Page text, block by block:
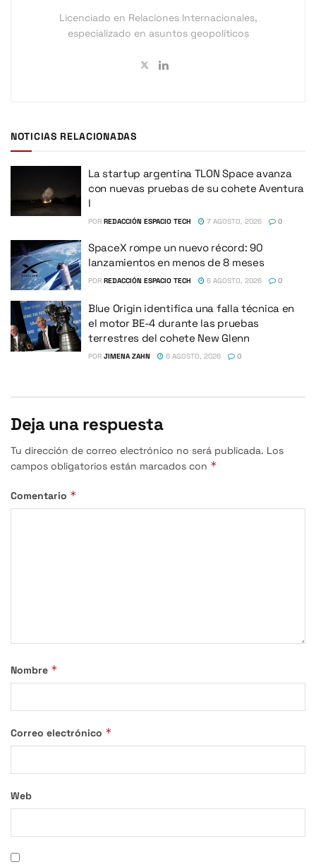
Licenciado en Relaciones Internacionales,
especializado en asuntos geopolíticos
NOTICIAS RELACIONADAS
La startup argentina TLON Space avanza
con nuevas pruebas de su cohete Aventura
I
POR REDACCIÓN ESPACIO TECH 7 AGOSTO, 2026 0
SpaceX rompe un nuevo récord: 90
lanzamientos en menos de 8 meses
POR REDACCIÓN ESPACIO TECH 6 AGOSTO, 2026 0
Blue Origin identifica una falla técnica en
el motor BE-4 durante las pruebas
terrestres del cohete New Glenn
POR JIMENA ZAHN 6 AGOSTO, 2026 0
Deja una respuesta
Tu dirección de correo electrónico no será publicada. Los
campos obligatorios están marcados con *
Comentario *
Nombre *
Correo electrónico *
Web